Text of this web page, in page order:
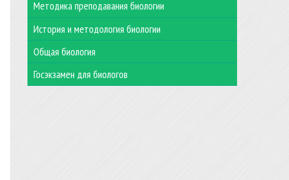
Методика преподавания биологии
История и методология биологии
Общая биология
Госэкзамен для биологов